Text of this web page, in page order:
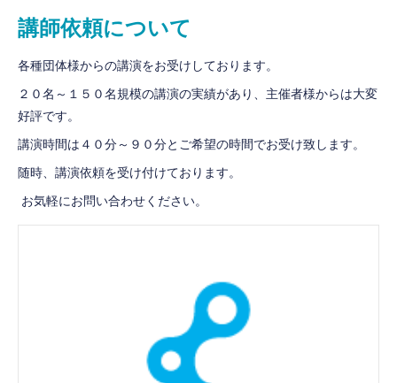
講師依頼について
各種団体様からの講演をお受けしております。
２０名～１５０名規模の講演の実績があり、主催者様からは大変
好評です。
講演時間は４０分～９０分とご希望の時間でお受け致します。
随時、講演依頼を受け付けております。
お気軽にお問い合わせください。